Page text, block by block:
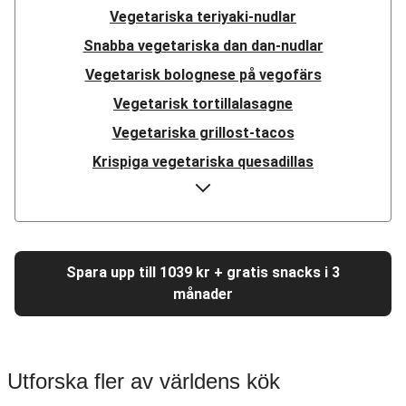
Vegetariska teriyaki-nudlar
Snabba vegetariska dan dan-nudlar
Vegetarisk bolognese på vegofärs
Vegetarisk tortillalasagne
Vegetariska grillost-tacos
Krispiga vegetariska quesadillas
Vegetariska fajitas på ostronskivling
Vegetarisk linsbowl
Vegetarisk pulled beans-teriyaki
Vegetarisk medelhavsgryta
Vegetarisk moussaka på vegofärs
Spara upp till 1039 kr + gratis snacks i 3
månader
Utforska fler av världens kök